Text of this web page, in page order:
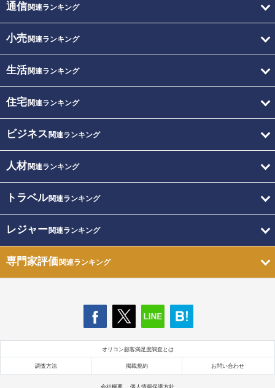
通信関連ランキング
小売関連ランキング
生活関連ランキング
住宅関連ランキング
ビジネス 関連ランキング
人材関連ランキング
トラベル関連ランキング
レジャー関連ランキング
専門家評価関連ランキング
オリコン顧客満足度調査とは
調査方法 掲載規約 お問い合わせ
会社概要 個人情報保護方針